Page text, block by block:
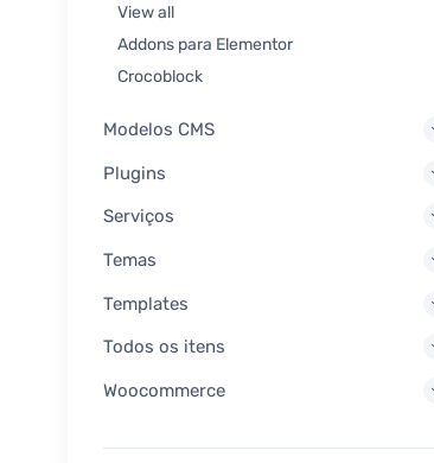
View all
Addons para Elementor
Crocoblock
Modelos CMS
Plugins
Serviços
Temas
Templates
Todos os itens
Woocommerce